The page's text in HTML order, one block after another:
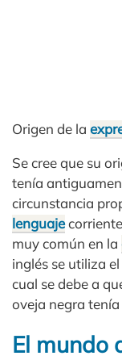
Origen de la
Se cree que su
tenía
circunstancia
lenguaje
muy común en la
inglés se utiliza
cual se debe a
oveja negra
El mundo